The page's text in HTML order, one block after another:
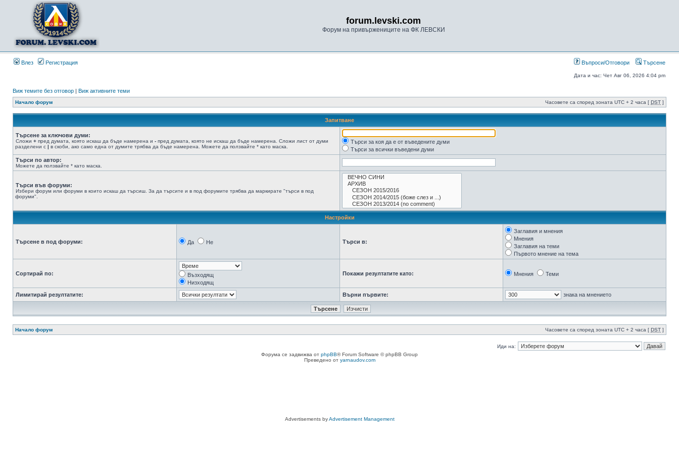
forum.levski.com
Форум на привържениците на ФК ЛЕВСКИ
Влез Регистрация Въпроси/Отговори Търсене
Дата и час: Чет Авг 06, 2026 4:04 pm
Виж темите без отговор | Виж активните теми
Начало форум Часовете са според зоната UTC + 2 часа [ DST ]
Запитване
Търсене за ключови думи:
Сложи + пред думата, която искаш да бъде намерена и - пред думата, която не искаш да бъде намерена. Сложи лист от думи
разделени с | в скоби, ако само една от думите трябва да бъде намерена. Можете да ползвайте * като маска.
Търси за коя да е от въведените думи
Търси за всички въведени думи
Търси по автор:
Можете да ползвайте * като маска.
Търси във форуми:
Избери форум или форуми в които искаш да търсиш. За да търсите и в под форумите трябва да маркирате "търси в под
форуми".
Настройки
Търсене в под форуми: Да Не Търси в:
Заглавия и мнения
Мнения
Заглавия на теми
Първото мнение на тема
Сортирай по:
Възходящ
Низходящ
Покажи резултатите като: Мнения Теми
Лимитирай резултатите: Върни първите: знака на мнението
Начало форум Часовете са според зоната UTC + 2 часа [ DST ]
Иди на:
Форума се задвижва от phpBB® Forum Software © phpBB Group
Преведено от yarnaudov.com
Advertisements byAdvertisement Management